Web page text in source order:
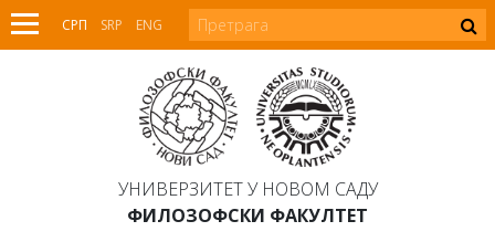
СРП SRP ENG
УНИВЕРЗИТЕТ У НОВОМ САДУ
ФИЛОЗОФСКИ ФАКУЛТЕТ